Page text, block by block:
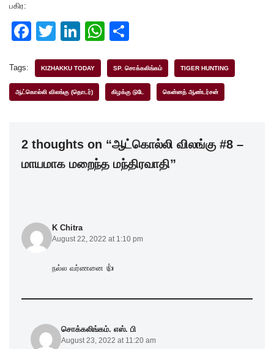
பகிர:
F
c
e
o
k
T
tt
er
Li
k
e
W
at
s
p
ar
e
Tags: KIZHAKKU TODAY SP. சொக்கலிங்கம் TIGER HUNTING
ஆட்கொல்லி விலங்கு (தொடர்) கிழக்கு டுடே கென்னத் ஆண்டர்சன்
2 thoughts on “ஆட்கொல்லி விலங்கு #8 –
மாயமாக மறைந்த மந்திரவாதி”
K Chitra
August 22, 2022 at 1:10 pm
நல்ல வர்ணனை 👍
சொக்கலிங்கம். எஸ். பி
August 23, 2022 at 11:20 am